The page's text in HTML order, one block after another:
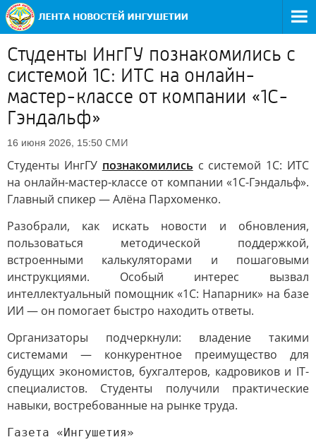
Студенты ИнгГУ познакомились с
системой 1С: ИТС на онлайн-
мастер-классе от компании «1С-
Гэндальф»
16 июня 2026, 15:50 СМИ
Студенты ИнгГУ познакомились с системой 1С: ИТС
на онлайн-мастер-классе от компании «1С-Гэндальф».
Главный спикер — Алёна Пархоменко.
Разобрали, как искать новости и обновления,
пользоваться методической поддержкой,
встроенными калькуляторами и пошаговыми
инструкциями. Особый интерес вызвал
интеллектуальный помощник «1С: Напарник» на базе
ИИ — он помогает быстро находить ответы.
Организаторы подчеркнули: владение такими
системами — конкурентное преимущество для
будущих экономистов, бухгалтеров, кадровиков и IT-
специалистов. Студенты получили практические
навыки, востребованные на рынке труда.
Газета «Ингушетия»